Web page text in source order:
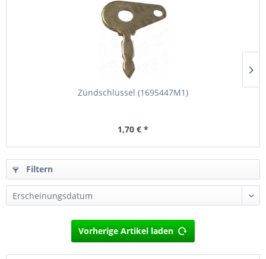
Zündschlüssel (1695447M1)
1,70 € *
Filtern
Vorherige Artikel laden